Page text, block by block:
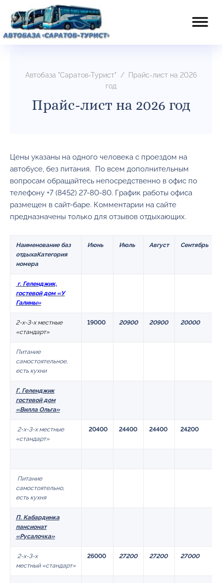
Автобаза "Саратов-Турист" /
Прайс-лист на 2026
год
Прайс-лист на 2026 год
Цены указаны на одного человека с проездом на
автобусе, без питания. По всем дополнительным
вопросам обращайтесь непосредственно в офис по
телефону +7 (8452) 27-80-80. График работы офиса
размещен в сайт-баре. Комментарии на сайте
предназначены только для отзывов отдыхающих.
Наименование баз
отдыхаКатегория
номера
Июнь Июль Август Сентябрь
г. Геленджик,
гостевой дом «У
Галины»
2-х-3-х местные
«стандарт»
19000 20900 20900 20000
Питание
самостоятельное,
есть кухни
Г. Геленджик
гостевой дом
«Вилла Ольга»
2-х-3-х местные
«стандарт»
20400 24400 24400 24200
Питание
самостоятельно,
есть кухня
П. Кабардинка
пансионат
«Русалочка»
2-х-3-х
местный «стандарт»
26000 27200 27200 27000